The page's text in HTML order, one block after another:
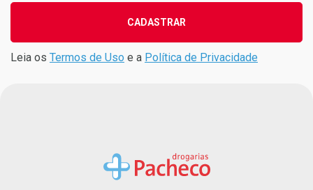
CADASTRAR
Leia os Termos de Uso e a Política de Privacidade